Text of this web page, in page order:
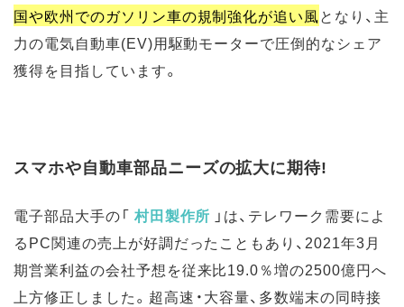
国や欧州でのガソリン車の規制強化が追い風となり、主
力の電気自動車(EV)用駆動モーターで圧倒的なシェア
獲得を目指しています。
スマホや自動車部品ニーズの拡大に期待!
電子部品大手の「 村田製作所 」は、テレワーク需要によ
るPC関連の売上が好調だったこともあり、2021年3月
期営業利益の会社予想を従来比19.0％増の2500億円へ
上方修正しました。超高速・大容量、多数端末の同時接